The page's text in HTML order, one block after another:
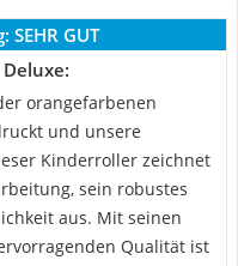
SEHR GUT
orangefarbenen
und unsere
Kinderroller zeichnet
sein robustes
aus. Mit seinen
Qualität ist